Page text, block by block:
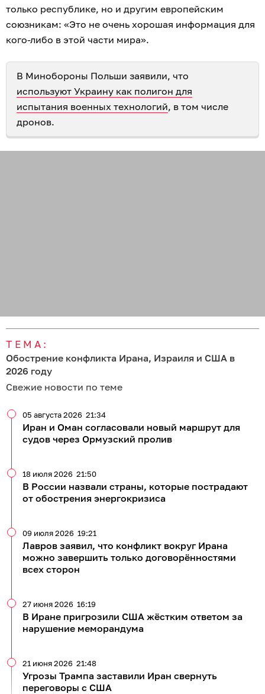
только республике, но и другим европейским
союзникам: «Это не очень хорошая информация для
кого-либо в этой части мира».
В Минобороны Польши заявили, что
используют Украину как полигон для
испытания военных технологий, в том числе
дронов.
ТЕМА:
Обострение конфликта Ирана, Израиля и США в
2026 году
Свежие новости по теме
Иран и Оман согласовали новый маршрут для
судов через Ормузский пролив
05 августа 2026 21:34
В России назвали страны, которые пострадают
от обострения энергокризиса
18 июля 2026 21:50
Лавров заявил, что конфликт вокруг Ирана
можно завершить только договорённостями
всех сторон
09 июля 2026 19:21
В Иране пригрозили США жёстким ответом за
нарушение меморандума
27 июня 2026 16:19
Угрозы Трампа заставили Иран свернуть
переговоры с США
21 июня 2026 21:48